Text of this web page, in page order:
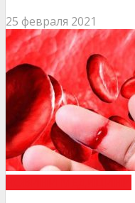
25 февраля 2021